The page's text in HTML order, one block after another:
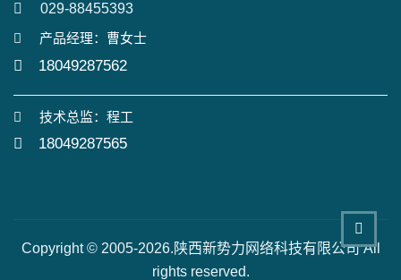
029-88455393
产品经理：曹女士
18049287562
技术总监：程工
18049287565
Copyright © 2005-2026.陕西新势力网络科技有限公司 All
rights reserved.